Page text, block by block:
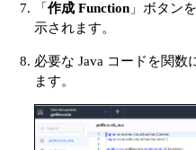
「 作成 Function 」ボタン
示されます。
必要な Java コードを関数
ます。